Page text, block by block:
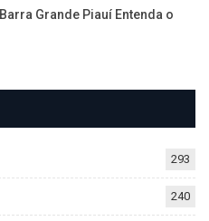
Grande Piauí Entenda o
293
240